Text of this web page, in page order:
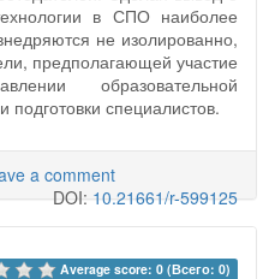
в СПО наиболее
не изолированно,
предполагающей участие
образовательной
подготовки специалистов.
a comment
DOI:10.21661/r-599125
Average score: 0 (Всего: 0)